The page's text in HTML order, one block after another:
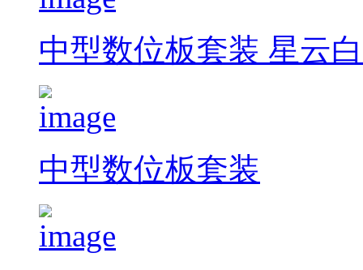
中型数位板套装 星云白
中型数位板套装